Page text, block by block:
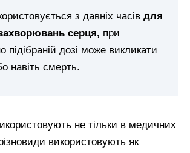
з давніх часів для
серця, при
підібраній дозі може викликати
навіть смерть.
не тільки в медичних
різновиди використовують як